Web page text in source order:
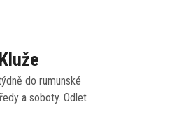
do rumunské
a soboty. Odlet